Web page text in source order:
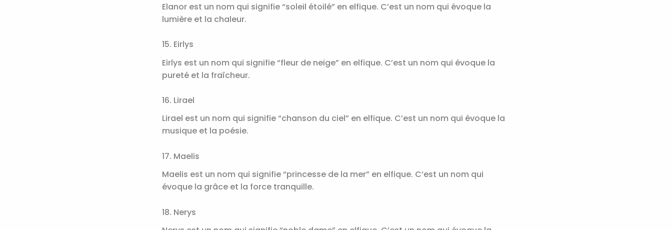
Elanor est un nom qui signifie “soleil étoilé” en elfique. C’est un nom qui évoque la
lumière et la chaleur.
15. Eirlys
Eirlys est un nom qui signifie “fleur de neige” en elfique. C’est un nom qui évoque la
pureté et la fraîcheur.
16. Lirael
Lirael est un nom qui signifie “chanson du ciel” en elfique. C’est un nom qui évoque la
musique et la poésie.
17. Maelis
Maelis est un nom qui signifie “princesse de la mer” en elfique. C’est un nom qui
évoque la grâce et la force tranquille.
18. Nerys